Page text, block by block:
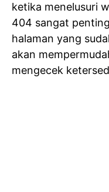
ketika menelusuri
404 sangat
halaman yang
akan
mengecek